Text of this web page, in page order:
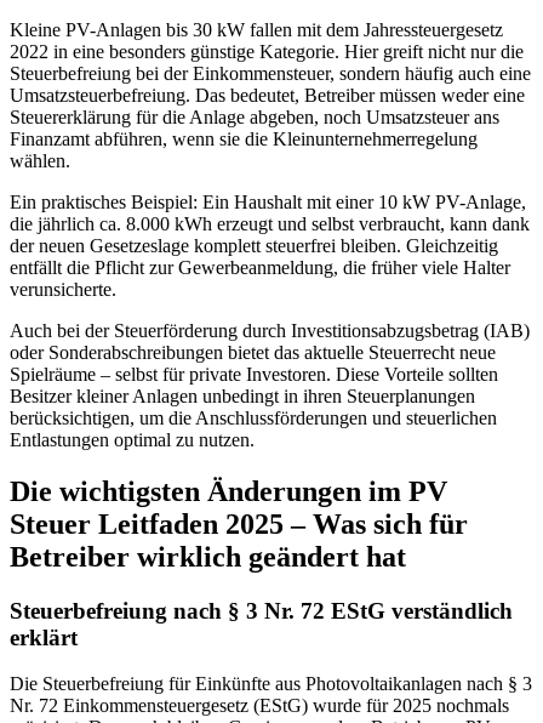
Kleine PV-Anlagen bis 30 kW fallen mit dem Jahressteuergesetz
2022 in eine besonders günstige Kategorie. Hier greift nicht nur die
Steuerbefreiung bei der Einkommensteuer, sondern häufig auch eine
Umsatzsteuerbefreiung. Das bedeutet, Betreiber müssen weder eine
Steuererklärung für die Anlage abgeben, noch Umsatzsteuer ans
Finanzamt abführen, wenn sie die Kleinunternehmerregelung
wählen.
Ein praktisches Beispiel: Ein Haushalt mit einer 10 kW PV-Anlage,
die jährlich ca. 8.000 kWh erzeugt und selbst verbraucht, kann dank
der neuen Gesetzeslage komplett steuerfrei bleiben. Gleichzeitig
entfällt die Pflicht zur Gewerbeanmeldung, die früher viele Halter
verunsicherte.
Auch bei der Steuerförderung durch Investitionsabzugsbetrag (IAB)
oder Sonderabschreibungen bietet das aktuelle Steuerrecht neue
Spielräume – selbst für private Investoren. Diese Vorteile sollten
Besitzer kleiner Anlagen unbedingt in ihren Steuerplanungen
berücksichtigen, um die Anschlussförderungen und steuerlichen
Entlastungen optimal zu nutzen.
Die wichtigsten Änderungen im PV
Steuer Leitfaden 2025 – Was sich für
Betreiber wirklich geändert hat
Steuerbefreiung nach § 3 Nr. 72 EStG verständlich
erklärt
Die Steuerbefreiung für Einkünfte aus Photovoltaikanlagen nach § 3
Nr. 72 Einkommensteuergesetz (EStG) wurde für 2025 nochmals